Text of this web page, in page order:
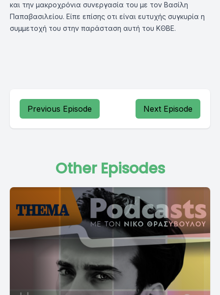
και την μακροχρόνια συνεργασία του με τον Βασίλη
Παπαβασιλείου. Είπε επίσης οτι είναι ευτυχής συγκυρία η
συμμετοχή του στην παράσταση αυτή του ΚΘΒΕ.
Previous Episode Next Episode
Other Episodes